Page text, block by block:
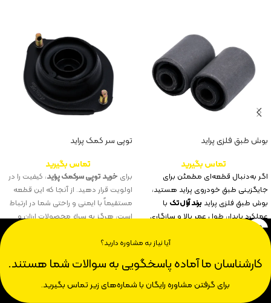
بوش طبق فلزی پراید
تماس بگیرید
اگر به‌دنبال قطعه‌ای مطمئن برای
جایگزینی طبق خودروی پراید هستید،
بوش طبق فلزی پراید برند آرال‌تک با
عملکرد پایدار، طول عمر بالا و سازگاری
کامل با خودرو، انتخابی ایده‌آل برای شما
توپی سر کمک پراید
تماس بگیرید
برای خرید توپی سرکمک پراید، کیفیت را در
اولویت قرار دهید. از آنجا که این قطعه
مستقیماً با ایمنی و راحتی شما در ارتباط
است، هرگز به سراغ محصولات ارزان و
آیا نیاز به مشاوره دارید؟
کارشناسان ما آماده پاسخگویی به سوالات شما هستند.
برای گرفتن مشاوره رایگان با شماره‌های زیر تماس بگیرید.